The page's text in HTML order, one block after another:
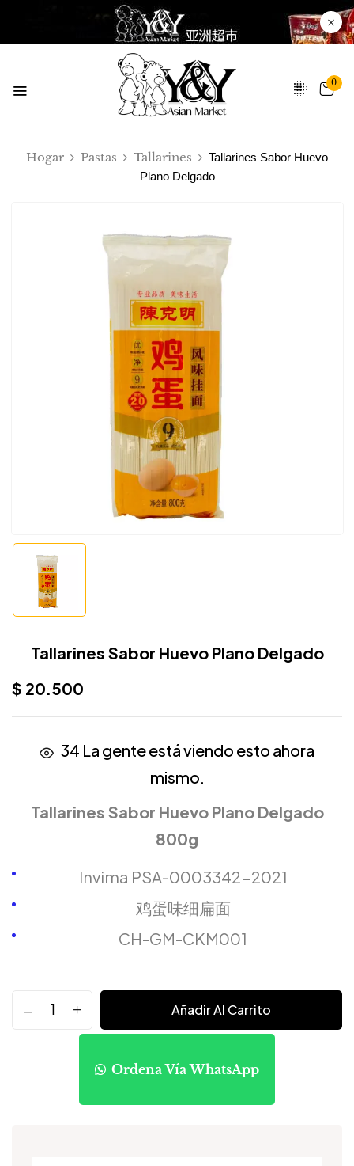
0
Hogar Pastas Tallarines
Tallarines Sabor Huevo
Plano Delgado
Tallarines Sabor Huevo Plano Delgado
$ 20.500
34 La gente está viendo esto ahora
mismo.
Tallarines Sabor Huevo Plano Delgado
800g
Invima PSA-0003342-2021
鸡蛋味细扁面
CH-GM-CKM001
Añadir Al Carrito
Ordena Vía WhatsApp